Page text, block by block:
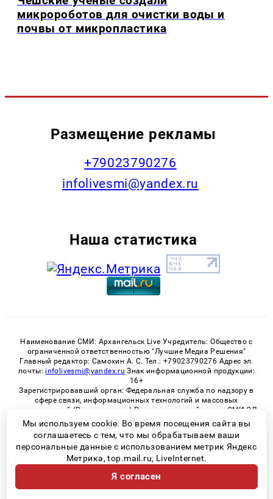
микророботов для очистки воды и
почвы от микропластика
Размещение рекламы
+79023790276
infolivesmi@yandex.ru
Наша статистика
Наименование СМИ: Архангельск Live Учредитель: Общество с
ограниченной ответственностью "Лучшие Медиа Решения"
Главный редактор: Самохин А. С. Тел.: +79023790276 Адрес эл.
почты: infolivesmi@yandex.ru Знак информационной продукции:
16+
Зарегистрировавший орган: Федеральная служба по надзору в
сфере связи, информационных технологий и массовых
коммуникаций (Роскомнадзор) Регистрационный номер СМИ ЭЛ
№ ФС 77 - 82533 от 21.01.2022
© 2026 «Архангельск Live» | Все права защищены
Возрастная категория сайта 16+
Политика конфиденциальности
Мы используем cookie. Во время посещения сайта вы
соглашаетесь с тем, что мы обрабатываем ваши
персональные данные с использованием метрик Яндекс
Метрика, top.mail.ru, LiveInternet.
Я согласен